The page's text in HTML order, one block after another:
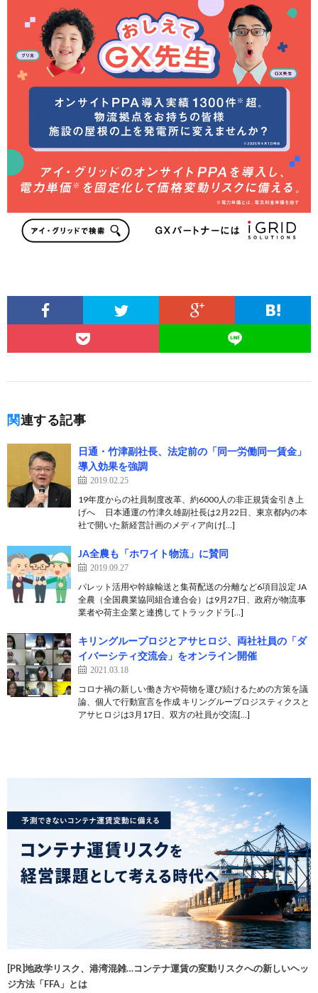
関連する記事
日通・竹津副社長、法定前の「同一労働同一賃金」
導入効果を強調
2019.02.25
19年度からの社員制度改革、約6000人の非正規賃金引き上
げへ 日本通運の竹津久雄副社長は2月22日、東京都内の本
社で開いた新経営計画のメディア向け[…]
JA全農も「ホワイト物流」に賛同
2019.09.27
パレット活用や幹線輸送と集荷配送の分離など6項目設定 JA
全農（全国農業協同組合連合会）は9月27日、政府が物流事
業者や荷主企業と連携してトラックドラ[…]
キリングループロジとアサヒロジ、両社社員の「ダ
イバーシティ交流会」をオンライン開催
2021.03.18
コロナ禍の新しい働き方や荷物を運び続けるための方策を議
論、個人で行動宣言を作成 キリングループロジスティクスと
アサヒロジは3月17日、双方の社員が交流[…]
[PR]地政学リスク、港湾混雑…コンテナ運賃の変動リスクへの新しいヘッ
ジ方法「FFA」とは